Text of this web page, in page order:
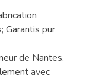
Garantis pur
de Nantes.
avec